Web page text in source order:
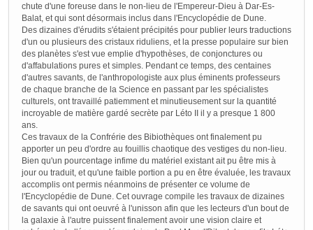
chute d'une foreuse dans le non-lieu de l'Empereur-Dieu à Dar-Es-
Balat, et qui sont désormais inclus dans l'Encyclopédie de Dune.
Des dizaines d'érudits s'étaient précipités pour publier leurs traductions
d'un ou plusieurs des cristaux riduliens, et la presse populaire sur bien
des planètes s'est vue emplie d'hypothèses, de conjonctures ou
d'affabulations pures et simples. Pendant ce temps, des centaines
d'autres savants, de l'anthropologiste aux plus éminents professeurs
de chaque branche de la Science en passant par les spécialistes
culturels, ont travaillé patiemment et minutieusement sur la quantité
incroyable de matière gardé secrète par Léto II il y a presque 1 800
ans.
Ces travaux de la Confrérie des Bibiothèques ont finalement pu
apporter un peu d'ordre au fouillis chaotique des vestiges du non-lieu.
Bien qu'un pourcentage infime du matériel existant ait pu être mis à
jour ou traduit, et qu'une faible portion a pu en être évaluée, les travaux
accomplis ont permis néanmoins de présenter ce volume de
l'Encyclopédie de Dune. Cet ouvrage compile les travaux de dizaines
de savants qui ont oeuvré à l'unisson afin que les lecteurs d'un bout de
la galaxie à l'autre puissent finalement avoir une vision claire et